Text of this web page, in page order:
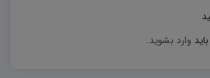
وارد بشوید.